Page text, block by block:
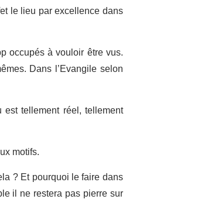
le lieu par excellence dans
occupés à vouloir être vus.
Dans l’Evangile selon
tellement réel, tellement
motifs.
? Et pourquoi le faire dans
il ne restera pas pierre sur